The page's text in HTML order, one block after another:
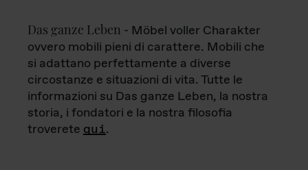
Das ganze Leben - Möbel voller Charakter
ovvero mobili pieni di carattere. Mobili che
si adattano perfettamente a diverse
circostanze e situazioni di vita. Tutte le
informazioni su Das ganze Leben, la nostra
storia, i fondatori e la nostra filosofia
troverete qui.